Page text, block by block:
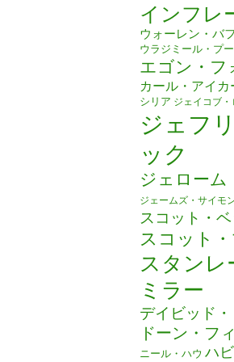
インフレ
ウォーレン・バ
ウラジミール・プ
エゴン・フ
カール・アイカ
シリア ジェイコブ
ジェフ
ック
ジェローム
ジェームズ・サイモ
スコット・
スコット
スタンレ
ミラー
デイビッド
ドーン・フ
ニール・ハウ ハ